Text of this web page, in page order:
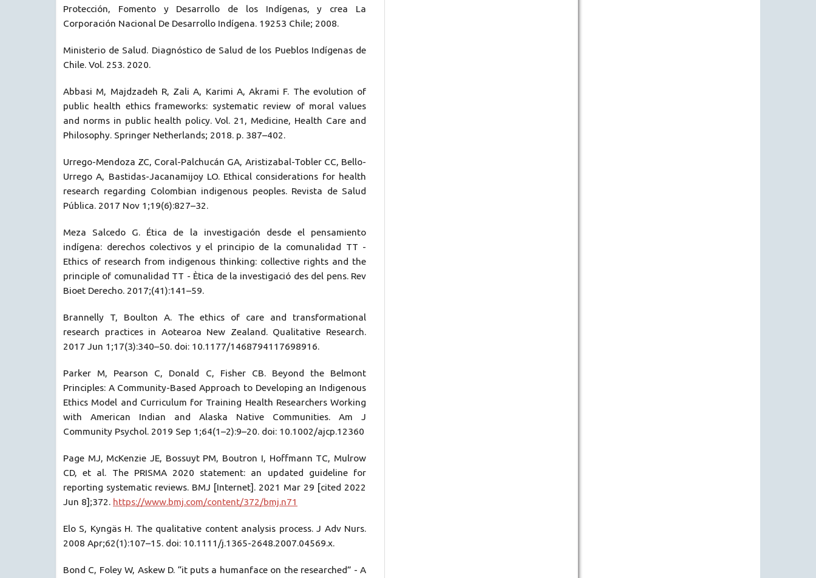
Protección, Fomento y Desarrollo de los Indígenas, y crea La
Corporación Nacional De Desarrollo Indígena. 19253 Chile; 2008.
Ministerio de Salud. Diagnóstico de Salud de los Pueblos Indígenas de
Chile. Vol. 253. 2020.
Abbasi M, Majdzadeh R, Zali A, Karimi A, Akrami F. The evolution of
public health ethics frameworks: systematic review of moral values
and norms in public health policy. Vol. 21, Medicine, Health Care and
Philosophy. Springer Netherlands; 2018. p. 387–402.
Urrego-Mendoza ZC, Coral-Palchucán GA, Aristizabal-Tobler CC, Bello-
Urrego A, Bastidas-Jacanamijoy LO. Ethical considerations for health
research regarding Colombian indigenous peoples. Revista de Salud
Pública. 2017 Nov 1;19(6):827–32.
Meza Salcedo G. Ética de la investigación desde el pensamiento
indígena: derechos colectivos y el principio de la comunalidad TT -
Ethics of research from indigenous thinking: collective rights and the
principle of comunalidad TT - Ètica de la investigació des del pens. Rev
Bioet Derecho. 2017;(41):141–59.
Brannelly T, Boulton A. The ethics of care and transformational
research practices in Aotearoa New Zealand. Qualitative Research.
2017 Jun 1;17(3):340–50. doi: 10.1177/1468794117698916.
Parker M, Pearson C, Donald C, Fisher CB. Beyond the Belmont
Principles: A Community-Based Approach to Developing an Indigenous
Ethics Model and Curriculum for Training Health Researchers Working
with American Indian and Alaska Native Communities. Am J
Community Psychol. 2019 Sep 1;64(1–2):9–20. doi: 10.1002/ajcp.12360
Page MJ, McKenzie JE, Bossuyt PM, Boutron I, Hoffmann TC, Mulrow
CD, et al. The PRISMA 2020 statement: an updated guideline for
reporting systematic reviews. BMJ [Internet]. 2021 Mar 29 [cited 2022
Jun 8];372. https://www.bmj.com/content/372/bmj.n71
Elo S, Kyngäs H. The qualitative content analysis process. J Adv Nurs.
2008 Apr;62(1):107–15. doi: 10.1111/j.1365-2648.2007.04569.x.
Bond C, Foley W, Askew D. “it puts a humanface on the researched” - A